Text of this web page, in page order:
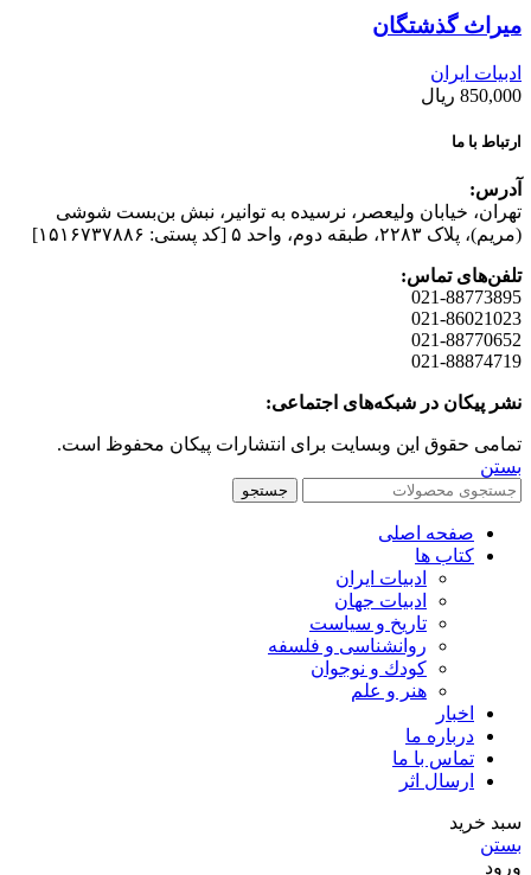
میراث گذشتگان
ادبیات ایران
850,000 ریال
ارتباط با ما
آدرس:
تهران، خیابان وليعصر، نرسيده به توانير، نبش بن‌بست شوشی
(مريم)، پلاک ۲۲۸۳، طبقه دوم، واحد ۵ [کد پستی: ۱۵۱۶۷۳۷۸۸۶]
تلفن‌های تماس:
021-88773895
021-86021023
021-88770652
021-88874719
نشر پیکان در شبکه‌های اجتماعی:
تمامی حقوق این وبسایت برای انتشارات پیکان محفوظ است.
بستن
جستجو
صفحه اصلی
کتاب ها
ادبیات ایران
ادبیات جهان
تاریخ و سیاست
روانشناسی و فلسفه
کودك و نوجوان
هنر و علم
اخبار
درباره ما
تماس با ما
ارسال اثر
سبد خرید
بستن
ورود